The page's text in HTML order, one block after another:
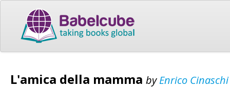
L'amica della mamma byEnrico Cinaschi